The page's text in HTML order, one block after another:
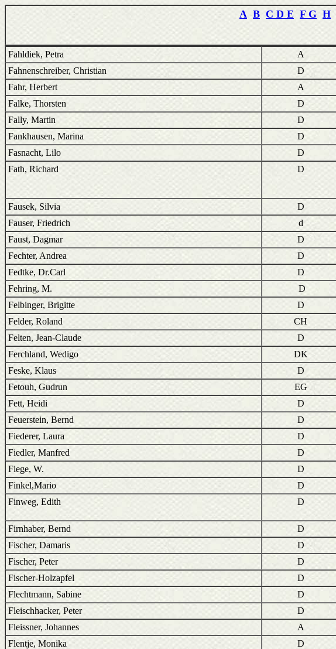
A B C D E F G H
Fahldiek, Petra A
Fahnenschreiber, Christian
D
Fahr, Herbert
A
Falke, Thorsten
D
Fally, Martin
D
Fankhausen, Marina
D
Fasnacht, Lilo
D
Fath, Richard
D
Fausek, Silvia
D
Fauser, Friedrich
d
Faust, Dagmar
D
Fechter, Andrea
D
Fedtke, Dr.Carl
D
Fehring, M.
D
Felbinger, Brigitte
D
Felder, Roland
CH
Felten, Jean-Claude
D
Ferchland, Wedigo
DK
Feske, Klaus
D
Fetouh, Gudrun
EG
Fett, Heidi
D
Feuerstein, Bernd
D
Fiederer, Laura
D
Fiedler, Manfred
D
Fiege, W.
D
Finkel,Mario
D
Finweg, Edith
D
Firnhaber, Bernd
D
Fischer, Damaris
D
Fischer, Peter
D
Fischer-Holzapfel
D
Flechtmann, Sabine
D
Fleischhacker, Peter
D
Fleissner, Johannes
A
Flentje, Monika
D